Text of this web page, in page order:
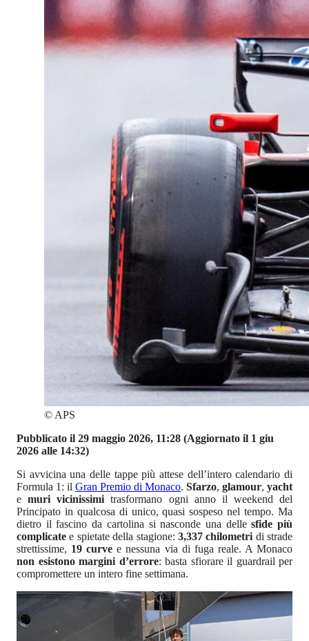
© APS
Pubblicato il 29 maggio 2026, 11:28 (Aggiornato il 1 giu
2026 alle 14:32)
Si avvicina una delle tappe più attese dell’intero calendario di
Formula 1: il Gran Premio di Monaco. Sfarzo, glamour, yacht
emuri vicinissimi trasformano ogni anno il weekend del
Principato in qualcosa di unico, quasi sospeso nel tempo. Ma
dietro il fascino da cartolina si nasconde una dellesfide più
complicatee spietate della stagione: 3,337 chilometri di strade
strettissime, 19 curve e nessuna via di fuga reale. A Monaco
non esistono margini d’errore: basta sfiorare il guardrail per
compromettere un intero fine settimana.